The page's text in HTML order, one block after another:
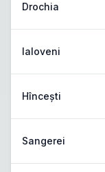
Drochia
Ialoveni
Hîncești
Sangerei